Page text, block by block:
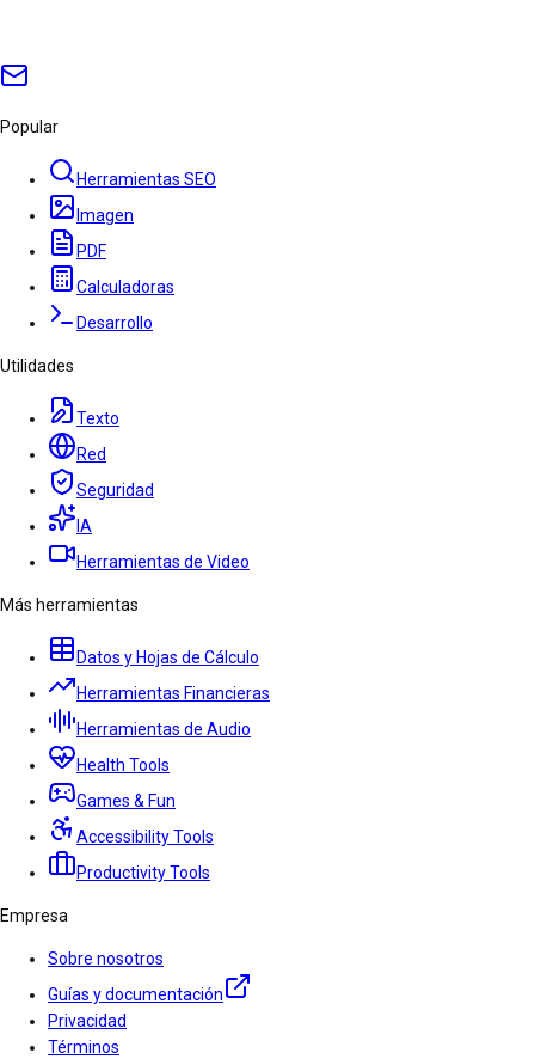
Popular
Herramientas SEO
Imagen
PDF
Calculadoras
Desarrollo
Utilidades
Texto
Red
Seguridad
IA
Herramientas de Video
Más herramientas
Datos y Hojas de Cálculo
Herramientas Financieras
Herramientas de Audio
Health Tools
Games & Fun
Accessibility Tools
Productivity Tools
Empresa
Sobre nosotros
Guías y documentación
Privacidad
Términos